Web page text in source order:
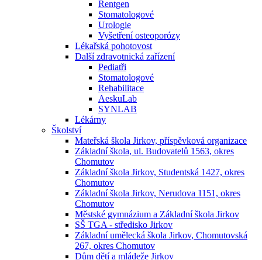
Rentgen
Stomatologové
Urologie
Vyšetření osteoporózy
Lékařská pohotovost
Další zdravotnická zařízení
Pediatři
Stomatologové
Rehabilitace
AeskuLab
SYNLAB
Lékárny
Školství
Mateřská škola Jirkov, příspěvková organizace
Základní škola, ul. Budovatelů 1563, okres
Chomutov
Základní škola Jirkov, Studentská 1427, okres
Chomutov
Základní škola Jirkov, Nerudova 1151, okres
Chomutov
Městské gymnázium a Základní škola Jirkov
SŠ TGA - středisko Jirkov
Základní umělecká škola Jirkov, Chomutovská
267, okres Chomutov
Dům dětí a mládeže Jirkov